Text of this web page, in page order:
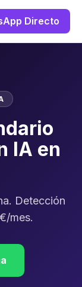
Directo
IA en
Detección
mes.